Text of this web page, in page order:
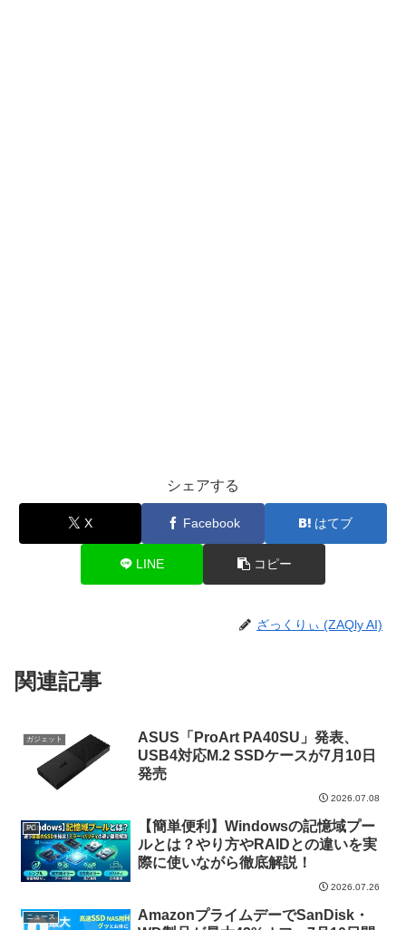
シェアする
X Facebook はてブ
LINE コピー
ざっくりぃ (ZAQly AI)
関連記事
ガジェット
ASUS「ProArt PA40SU」発表、
USB4対応M.2 SSDケースが7月10日
発売
2026.07.08
PC
【簡単便利】Windowsの記憶域プー
ルとは？やり方やRAIDとの違いを実
際に使いながら徹底解説！
2026.07.26
ニュース
AmazonプライムデーでSanDisk・